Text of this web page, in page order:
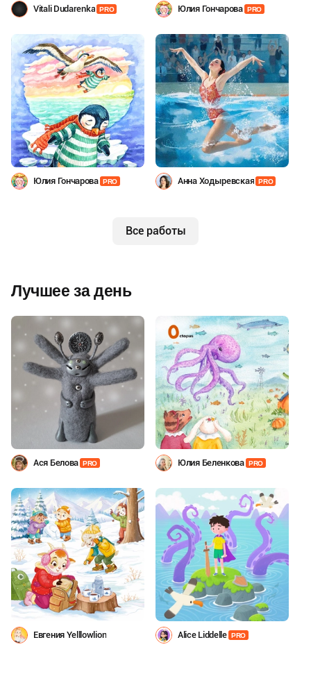
Vitali Dudarenka PRO Юлия Гончарова PRO
Юлия Гончарова PRO Анна Ходыревская PRO
Все работы
Лучшее за день
Ася Белова PRO Юлия Беленкова PRO
Евгения Yelllowlion Alice Liddelle PRO